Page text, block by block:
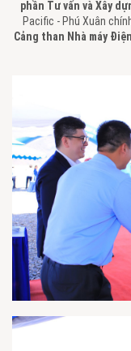
phần Tư vấn và Xây
Pacific - Phú Xuân
Cảng than Nhà máy